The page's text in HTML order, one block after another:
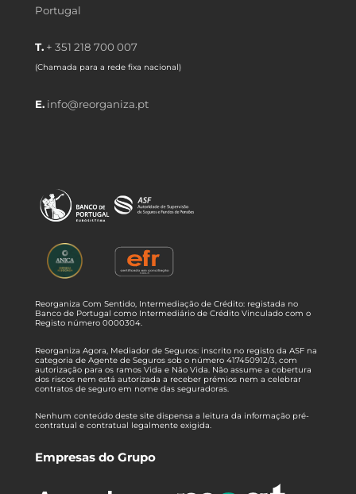
Portugal
T. + 351 218 700 007
(Chamada para a rede fixa nacional)
E. info@reorganiza.pt
Reorganiza Com Sentido, Intermediação de Crédito: registada no
Banco de Portugal como Intermediário de Crédito Vinculado com o
Registo número 0000304.
Reorganiza Agora, Mediador de Seguros: inscrito no registo da ASF na
categoria de Agente de Seguros sob o número 417450912/3, com
autorização para os ramos Vida e Não Vida. Não assume a cobertura
dos riscos nem está autorizada a receber prémios nem a celebrar
contratos de seguro em nome das seguradoras.
Nenhum conteúdo deste site dispensa a leitura da informação pré-
contratual e contratual legalmente exigida.
Empresas do Grupo